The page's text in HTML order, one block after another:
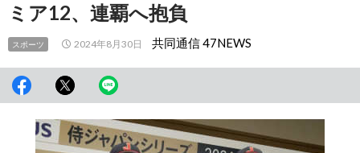
ミア12、連覇へ抱負
スポーツ 2024年8月30日 共同通信 47NEWS